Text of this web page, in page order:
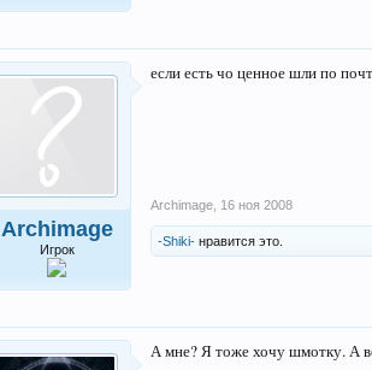
Archimage
Игрок
если есть чо ценное шли по
Archimage 16 ноя 2008
-Shiki- нравится это.
А мне? Я тоже хочу шмотку. А